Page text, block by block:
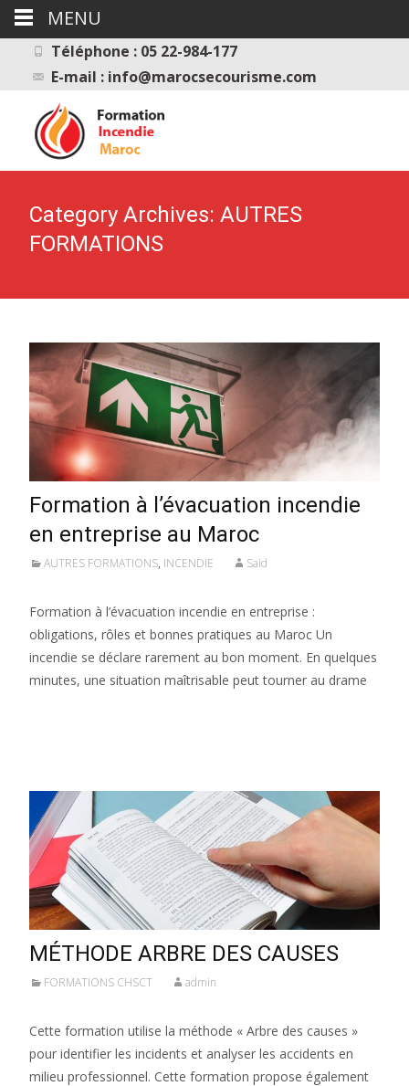
Téléphone : 05 22-984-177
E-mail : info@marocsecourisme.com
Category Archives: AUTRES
FORMATIONS
Formation à l’évacuation incendie
en entreprise au Maroc
AUTRES FORMATIONS, INCENDIE Said
Formation à l’évacuation incendie en entreprise :
obligations, rôles et bonnes pratiques au Maroc Un
incendie se déclare rarement au bon moment. En quelques
minutes, une situation maîtrisable peut tourner au drame
MÉTHODE ARBRE DES CAUSES
FORMATIONS CHSCT admin
Cette formation utilise la méthode « Arbre des causes »
pour identifier les incidents et analyser les accidents en
milieu professionnel. Cette formation propose également
MENU